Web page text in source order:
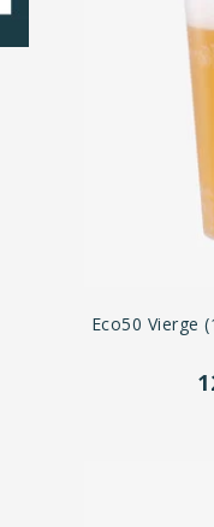
Eco50 Vierge